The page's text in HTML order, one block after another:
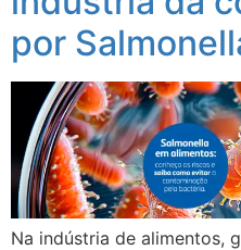
por
Na indústria de alimentos,